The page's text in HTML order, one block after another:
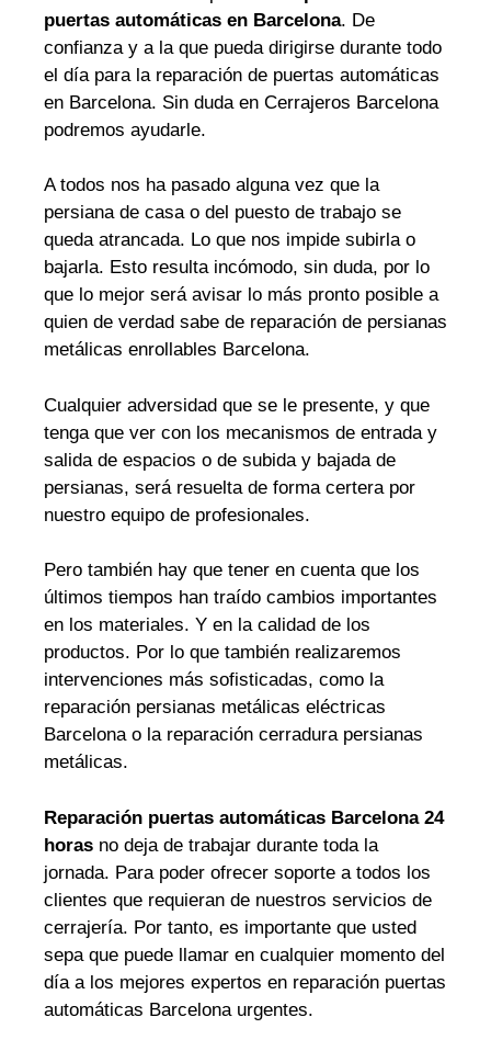
puertas automáticas en Barcelona. De
confianza y a la que pueda dirigirse durante todo
el día para la reparación de puertas automáticas
en Barcelona. Sin duda en Cerrajeros Barcelona
podremos ayudarle.
A todos nos ha pasado alguna vez que la
persiana de casa o del puesto de trabajo se
queda atrancada. Lo que nos impide subirla o
bajarla. Esto resulta incómodo, sin duda, por lo
que lo mejor será avisar lo más pronto posible a
quien de verdad sabe de reparación de persianas
metálicas enrollables Barcelona.
Cualquier adversidad que se le presente, y que
tenga que ver con los mecanismos de entrada y
salida de espacios o de subida y bajada de
persianas, será resuelta de forma certera por
nuestro equipo de profesionales.
Pero también hay que tener en cuenta que los
últimos tiempos han traído cambios importantes
en los materiales. Y en la calidad de los
productos. Por lo que también realizaremos
intervenciones más sofisticadas, como la
reparación persianas metálicas eléctricas
Barcelona o la reparación cerradura persianas
metálicas.
Reparación puertas automáticas Barcelona 24
horas no deja de trabajar durante toda la
jornada. Para poder ofrecer soporte a todos los
clientes que requieran de nuestros servicios de
cerrajería. Por tanto, es importante que usted
sepa que puede llamar en cualquier momento del
día a los mejores expertos en reparación puertas
automáticas Barcelona urgentes.